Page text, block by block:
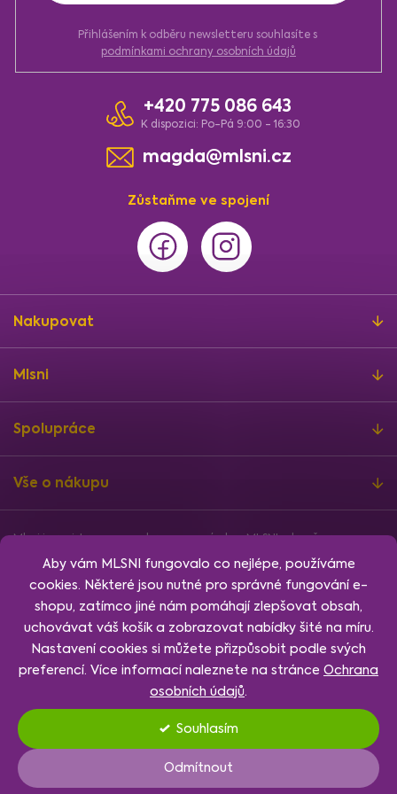
Aby vám MLSNI fungovalo co nejlépe, používáme
cookies. Některé jsou nutné pro správné fungování e-
shopu, zatímco jiné nám pomáhají zlepšovat obsah,
uchovávat váš košík a zobrazovat nabídky šité na míru.
Nastavení cookies si můžete přizpůsobit podle svých
preferencí. Více informací naleznete na stránce Ochrana
osobních údajů.
Nastavení
Odmítnout
Souhlasím
i
s
u
Přihlášením k odběru newsletteru souhlasíte s
podmínkami ochrany osobních údajů
Zůstaňme ve spojení
+420 775 086 643
K dispozici: Po-Pá 9:00 - 16:30
magda@mlsni.cz
Nakupovat
Mlsni
Spolupráce
Vše o nákupu
Mlsni je registrovanou ochrannou známkou MLSNI zdravě s.r.o.
Shoptet , design , nakódovalJan Klubus
Nastavení cookies.